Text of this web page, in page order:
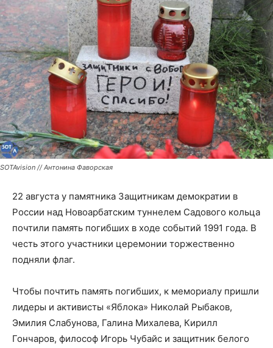
SOTAvision // Антонина Фаворская
22 августа у памятника Защитникам демократии в
России над Новоарбатским туннелем Садового кольца
почтили память погибших в ходе событий 1991 года. В
честь этого участники церемонии торжественно
подняли флаг.
Чтобы почтить память погибших, к мемориалу пришли
лидеры и активисты «Яблока» Николай Рыбаков,
Эмилия Слабунова, Галина Михалева, Кирилл
Гончаров, философ Игорь Чубайс и защитник белого